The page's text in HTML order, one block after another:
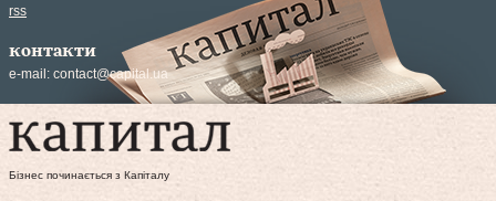
rss
контакти
e-mail: contact@capital.ua
Бізнес починається з Капіталу